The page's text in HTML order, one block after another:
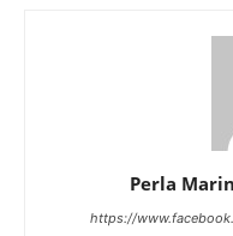
Perla
https://